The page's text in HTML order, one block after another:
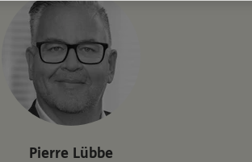
Pierre Lübbe